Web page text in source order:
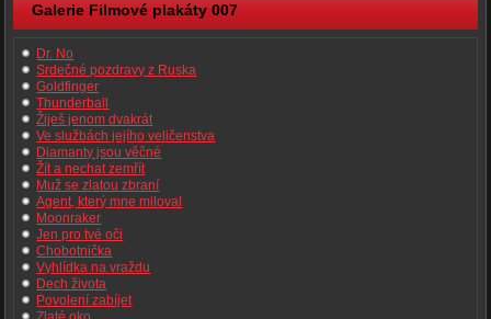
Galerie Filmové plakáty 007
Dr. No
Srdečné pozdravy z Ruska
Goldfinger
Thunderball
Žiješ jenom dvakrát
Ve službách jejího veličenstva
Diamanty jsou věčné
Žít a nechat zemřít
Muž se zlatou zbraní
Agent, který mne miloval
Moonraker
Jen pro tvé oči
Chobotnička
Vyhlídka na vraždu
Dech života
Povolení zabíjet